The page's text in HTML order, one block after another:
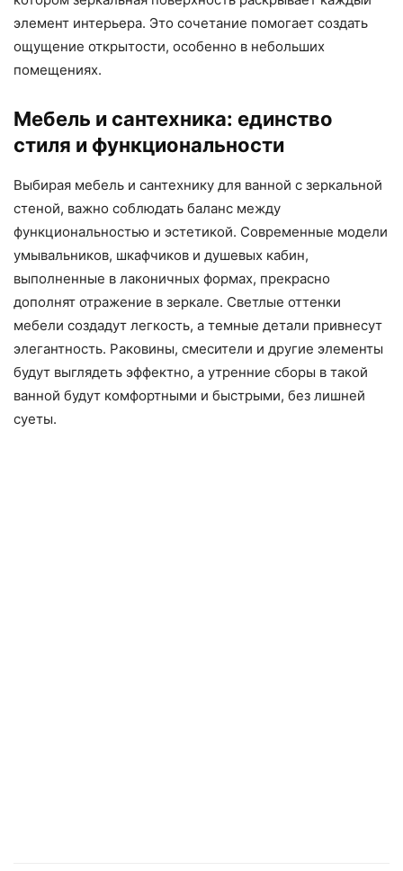
элемент интерьера. Это сочетание помогает создать
ощущение открытости, особенно в небольших
помещениях.
Мебель и сантехника: единство
стиля и функциональности
Выбирая мебель и сантехнику для ванной с зеркальной
стеной, важно соблюдать баланс между
функциональностью и эстетикой. Современные модели
умывальников, шкафчиков и душевых кабин,
выполненные в лаконичных формах, прекрасно
дополнят отражение в зеркале. Светлые оттенки
мебели создадут легкость, а темные детали привнесут
элегантность. Раковины, смесители и другие элементы
будут выглядеть эффектно, а утренние сборы в такой
ванной будут комфортными и быстрыми, без лишней
суеты.